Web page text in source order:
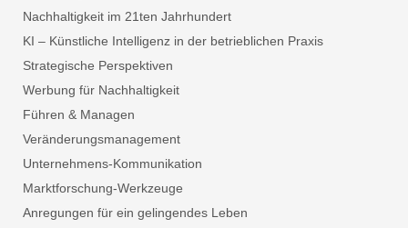
Nachhaltigkeit im 21ten Jahrhundert
KI – Künstliche Intelligenz in der betrieblichen Praxis
Strategische Perspektiven
Werbung für Nachhaltigkeit
Führen & Managen
Veränderungsmanagement
Unternehmens-Kommunikation
Marktforschung-Werkzeuge
Anregungen für ein gelingendes Leben